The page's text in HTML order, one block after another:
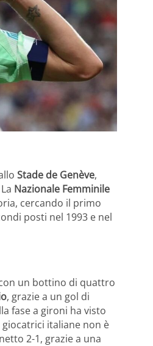
Stade de Genève,
Nazionale Femminile
cercando il primo
posti nel 1993 e nel
un bottino di quattro
, grazie a un gol di
fase a gironi ha visto
italiane non è
2-1, grazie a una